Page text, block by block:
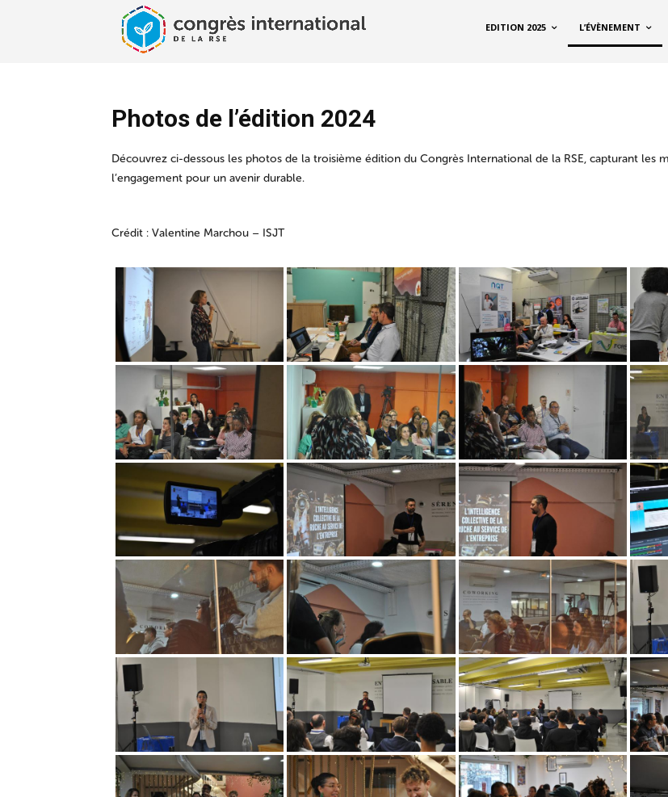
EDITION 2025 L’ÉVÈNEMENT
Photos de l’édition 2024
Découvrez ci-dessous les photos de la troisième édition du Congrès International de la RSE, capturant les
l’engagement pour un avenir durable.
Crédit : Valentine Marchou – ISJT